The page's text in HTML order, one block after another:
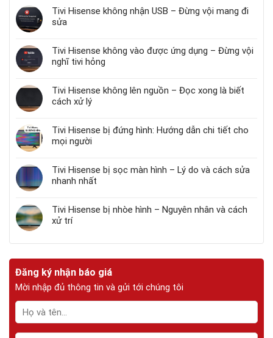
Tivi Hisense không nhận USB – Đừng vội mang đi
sửa
Tivi Hisense không vào được ứng dụng – Đừng vội
nghĩ tivi hỏng
Tivi Hisense không lên nguồn – Đọc xong là biết
cách xử lý
Tivi Hisense bị đứng hình: Hướng dẫn chi tiết cho
mọi người
Tivi Hisense bị sọc màn hình – Lý do và cách sửa
nhanh nhất
Tivi Hisense bị nhòe hình – Nguyên nhân và cách
xử trí
Đăng ký nhận báo giá
Mời nhập đủ thông tin và gửi tới chúng tôi